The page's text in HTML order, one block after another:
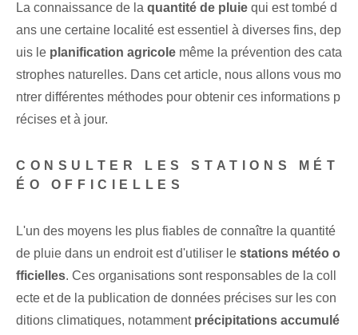
La connaissance de la quantité de pluie qui est tombé d
ans une certaine localité est essentiel à diverses fins, dep
uis le planification agricole ‍même la prévention des cata
strophes naturelles. Dans cet article, nous allons vous mo
ntrer différentes méthodes pour obtenir ces informations p
récises et à jour.
CONSULTER LES STATIONS MÉT
ÉO OFFICIELLES
L'un des moyens les plus fiables de connaître la quantité
de pluie dans un endroit est d'utiliser le stations météo o
fficielles. Ces organisations sont responsables de la coll
ecte et de la publication de données précises sur les con
ditions climatiques, notamment précipitations accumulé